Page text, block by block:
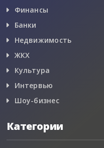
Финансы
Банки
Недвижимость
ЖКХ
Культура
Интервью
Шоу-бизнес
Категории